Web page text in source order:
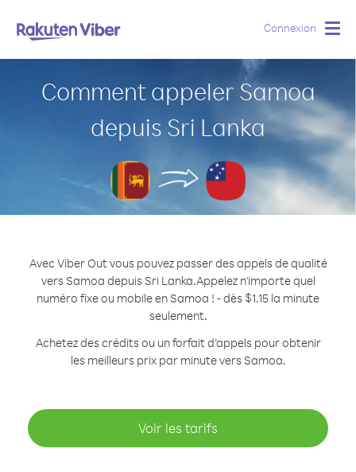
Connexion
Comment appeler Samoa
depuis Sri Lanka
Avec Viber Out vous pouvez passer des appels de qualité
vers Samoa depuis Sri Lanka.Appelez n'importe quel
numéro fixe ou mobile en Samoa ! - dès $1.15 la minute
seulement.
Achetez des crédits ou un forfait d’appels pour obtenir
les meilleurs prix par minute vers Samoa.
Voir les tarifs